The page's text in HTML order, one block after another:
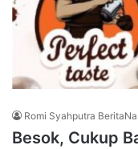
Romi Syahputra
Besok, Cukup